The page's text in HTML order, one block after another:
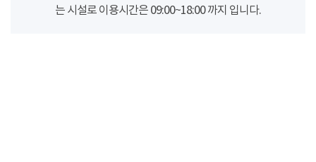
는 시설로 이용시간은 09:00~18:00 까지 입니다.